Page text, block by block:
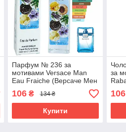
Парфум № 236 за
мотивами Versace Man
Eau Fraiche (Версаче Мен
Еу Фреш) 40 мл ОПТ
106₴ 134 ₴
Купити
за
ОПТ
106